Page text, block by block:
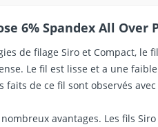
6% Spandex All Over
de filage Siro et Compact, le
Le fil est lisse et a une
faits de ce fil sont observés
avantages. Les fils